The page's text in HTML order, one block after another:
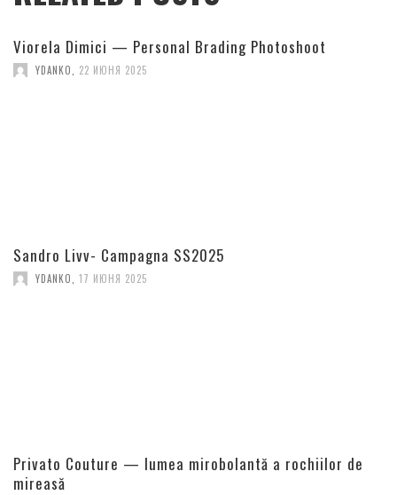
Viorela Dimici — Personal Brading Photoshoot
YDANKO 22 ИЮНЯ 2025
Sandro Livv- Campagna SS2025
YDANKO 17 ИЮНЯ 2025
Privato Couture — lumea mirobolantă a rochiilor de
mireasă